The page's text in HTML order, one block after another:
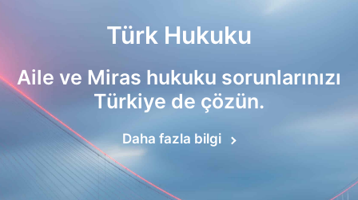
Türk Hukuku
Aile ve Miras hukuku sorunlarınızı
Türkiye de çözün.
Daha fazla bilgi